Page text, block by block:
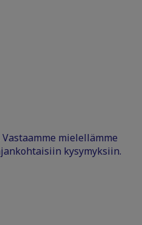
mielellämme
kysymyksiin.